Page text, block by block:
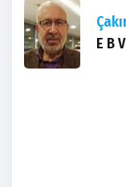
E B